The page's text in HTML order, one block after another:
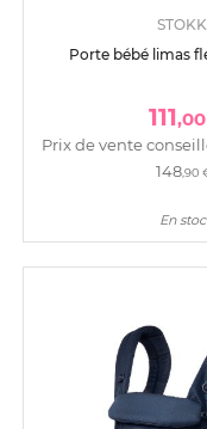
Porte bébé limas
111
Prix de vente
148,90
En